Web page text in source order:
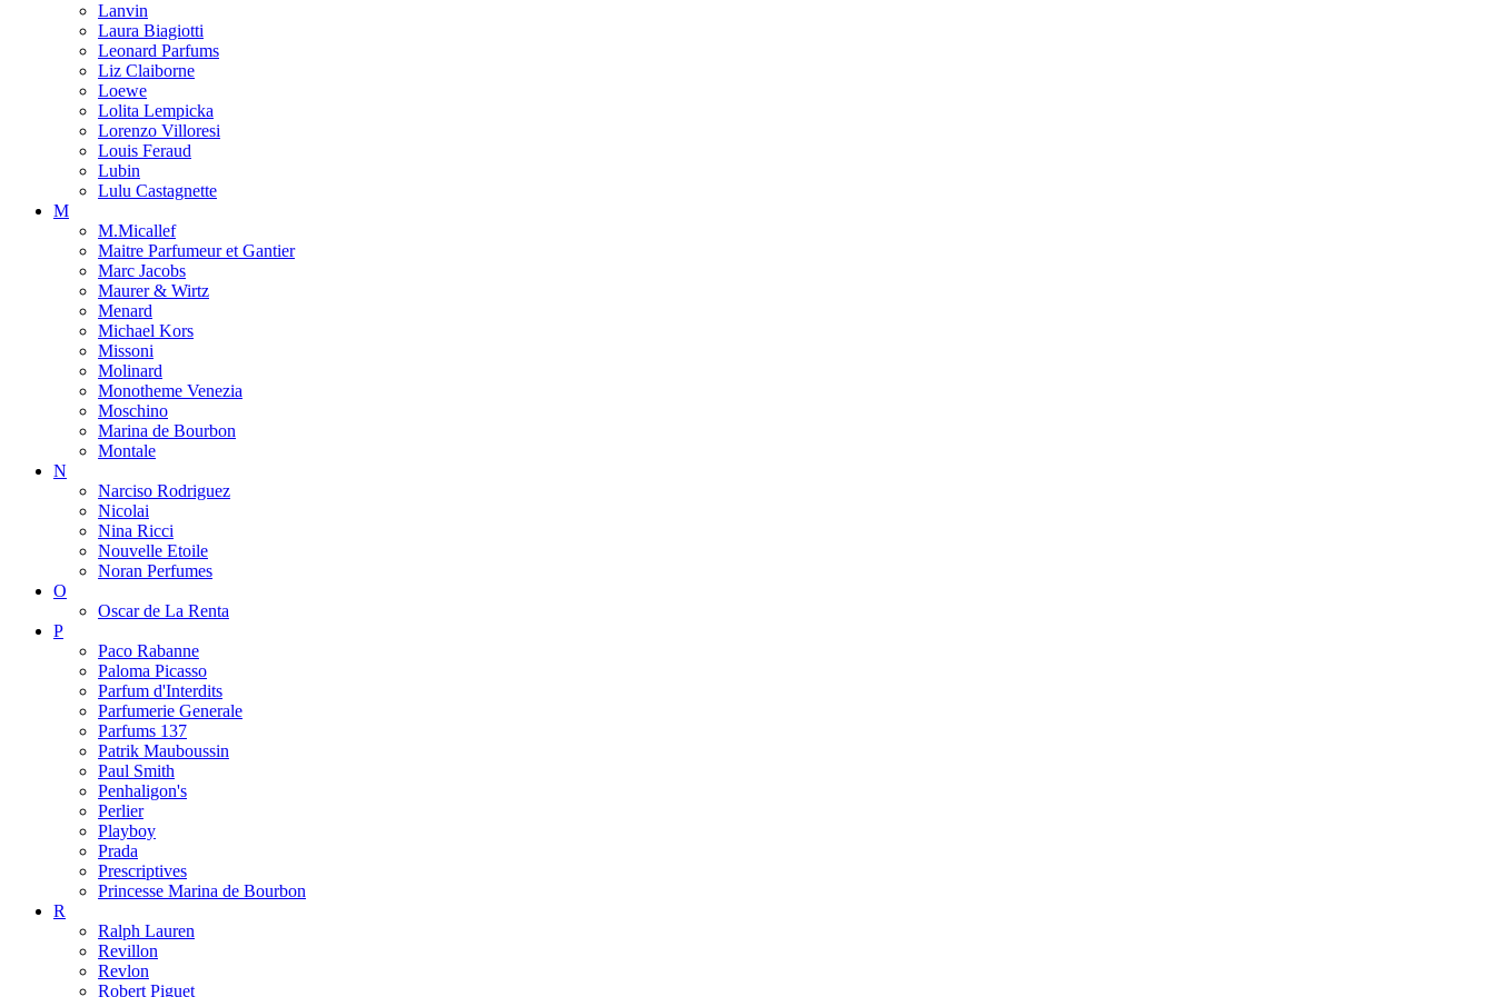
Lanvin
Laura Biagiotti
Leonard Parfums
Liz Claiborne
Loewe
Lolita Lempicka
Lorenzo Villoresi
Louis Feraud
Lubin
Lulu Castagnette
M
M.Micallef
Maitre Parfumeur et Gantier
Marc Jacobs
Maurer & Wirtz
Menard
Michael Kors
Missoni
Molinard
Monotheme Venezia
Moschino
Marina de Bourbon
Montale
N
Narciso Rodriguez
Nicolai
Nina Ricci
Nouvelle Etoile
Noran Perfumes
O
Oscar de La Renta
P
Paco Rabanne
Paloma Picasso
Parfum d'Interdits
Parfumerie Generale
Parfums 137
Patrik Mauboussin
Paul Smith
Penhaligon's
Perlier
Playboy
Prada
Prescriptives
Princesse Marina de Bourbon
R
Ralph Lauren
Revillon
Revlon
Robert Piguet